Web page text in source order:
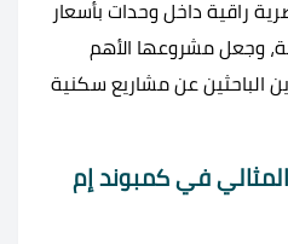
راقية داخل وحدات بأسعار
وجعل مشروعها الأهم
الباحثين عن مشاريع سكنية
في كمبوند إم